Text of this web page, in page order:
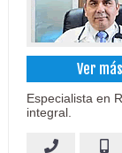
Ver más
Especialista en
integral.